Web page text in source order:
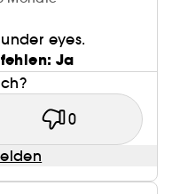
eyes.
Ja
0